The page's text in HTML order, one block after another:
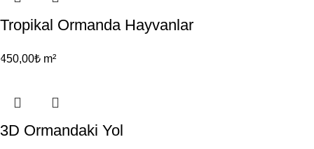
Tropikal Ormanda Hayvanlar
450,00₺ m²
3D Ormandaki Yol